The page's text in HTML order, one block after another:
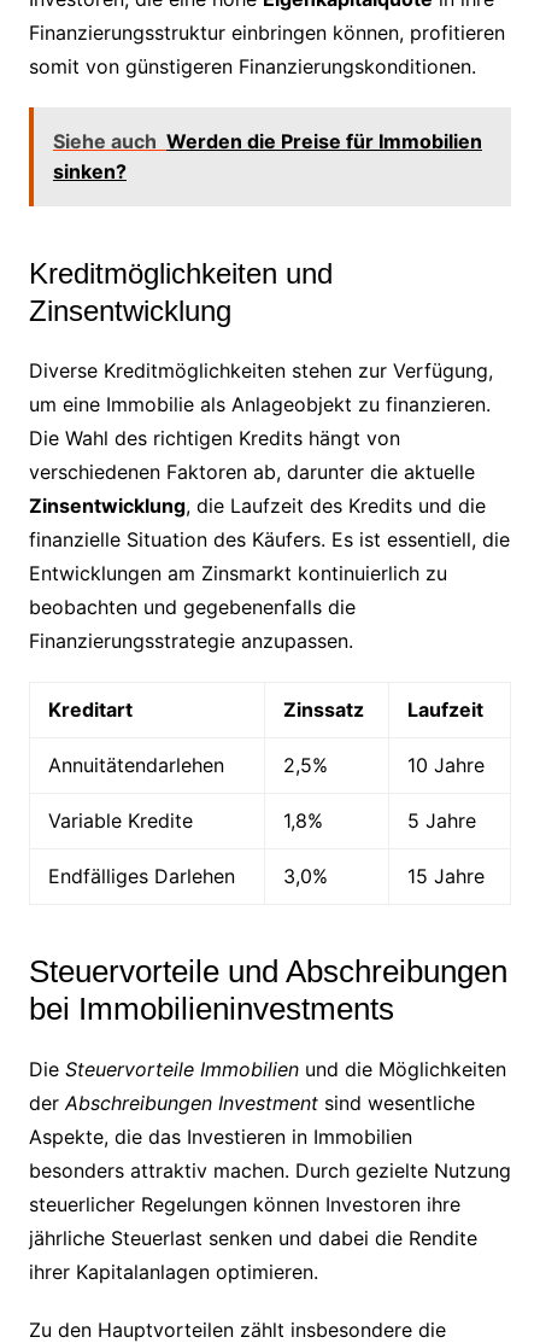
Finanzierungsstruktur einbringen können, profitieren
somit von günstigeren Finanzierungskonditionen.
Siehe auch Werden die Preise für Immobilien
sinken?
Kreditmöglichkeiten und
Zinsentwicklung
Diverse Kreditmöglichkeiten stehen zur Verfügung,
um eine Immobilie als Anlageobjekt zu finanzieren.
Die Wahl des richtigen Kredits hängt von
verschiedenen Faktoren ab, darunter die aktuelle
Zinsentwicklung, die Laufzeit des Kredits und die
finanzielle Situation des Käufers. Es ist essentiell, die
Entwicklungen am Zinsmarkt kontinuierlich zu
beobachten und gegebenenfalls die
Finanzierungsstrategie anzupassen.
Kreditart Zinssatz Laufzeit
Annuitätendarlehen 2,5% 10 Jahre
Variable Kredite 1,8% 5 Jahre
Endfälliges Darlehen 3,0% 15 Jahre
Steuervorteile und Abschreibungen
bei Immobilieninvestments
Die Steuervorteile Immobilienund die Möglichkeiten
der Abschreibungen Investmentsind wesentliche
Aspekte, die das Investieren in Immobilien
besonders attraktiv machen. Durch gezielte Nutzung
steuerlicher Regelungen können Investoren ihre
jährliche Steuerlast senken und dabei die Rendite
ihrer Kapitalanlagen optimieren.
Zu den Hauptvorteilen zählt insbesondere die